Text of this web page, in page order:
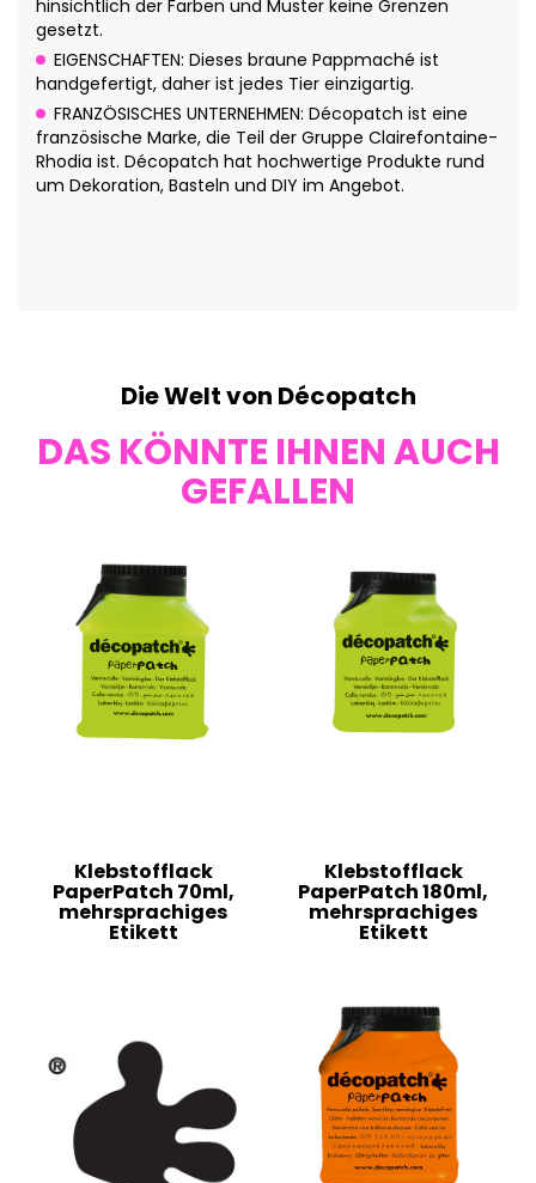
hinsichtlich der Farben und Muster keine Grenzen
gesetzt.
EIGENSCHAFTEN: Dieses braune Pappmaché ist
handgefertigt, daher ist jedes Tier einzigartig.
FRANZÖSISCHES UNTERNEHMEN: Décopatch ist eine
französische Marke, die Teil der Gruppe Clairefontaine-
Rhodia ist. Décopatch hat hochwertige Produkte rund
um Dekoration, Basteln und DIY im Angebot.
Die Welt von Décopatch
DAS KÖNNTE IHNEN AUCH
GEFALLEN
Klebstofflack
PaperPatch 70ml,
mehrsprachiges
Etikett
Klebstofflack
PaperPatch 180ml,
mehrsprachiges
Etikett